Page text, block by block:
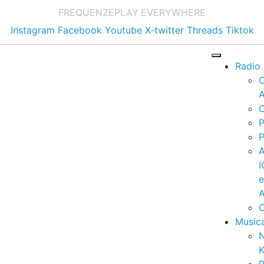
FREQUENZEPLAY EVERYWHERE
Instagram Facebook Youtube X-twitter Threads Tiktok
Radio
e